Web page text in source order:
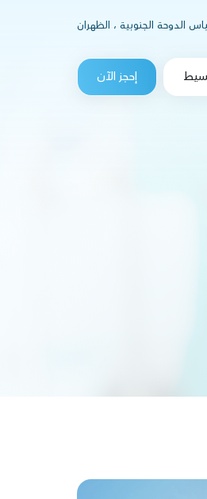
الدوحة الجنوبية ، الظهران
إحجز الآن